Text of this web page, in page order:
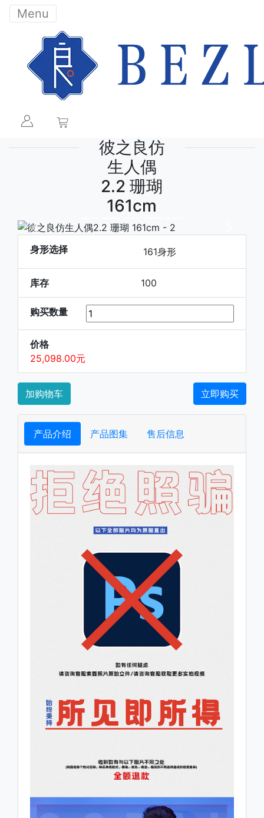
Menu
彼之良仿
生人偶
2.2 珊瑚
161cm
下一张
下一张
身形选择
161身形
库存 100
购买数量
价格
25,098.00元
加购物车 立即购买
产品介绍 产品图集 售后信息